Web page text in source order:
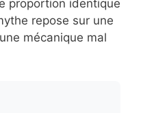
proportion identique
repose sur une
mécanique mal